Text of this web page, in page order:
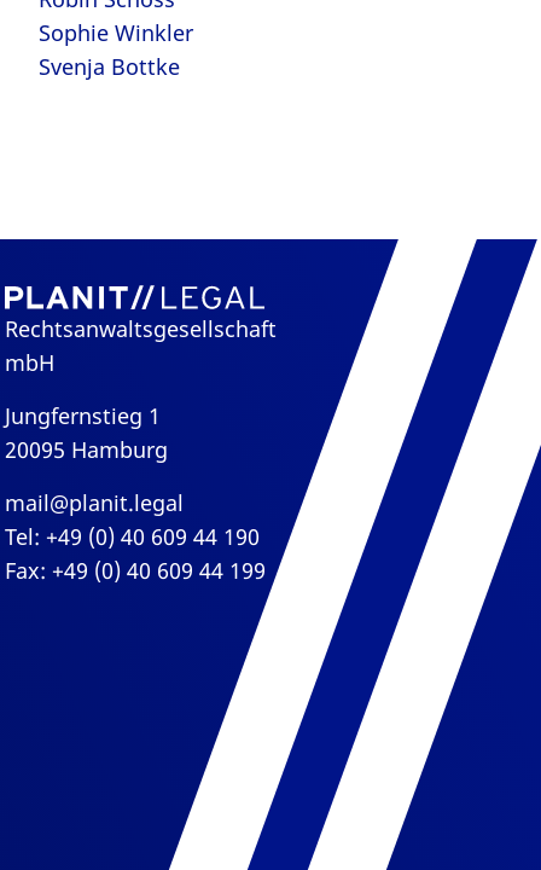
Sophie Winkler
Svenja Bottke
Rechtsanwaltsgesellschaft
mbH
Jungfernstieg 1
20095 Hamburg
mail@planit.legal
Tel: +49 (0) 40 609 44 190
Fax: +49 (0) 40 609 44 199